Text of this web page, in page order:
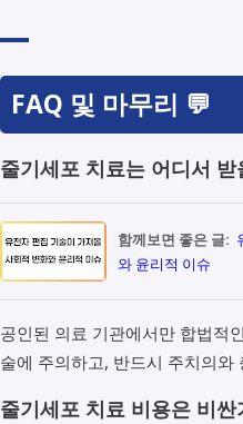
FAQ 및 마무리 💬
줄기세포 치료는 어디서 받
함께보면 좋은 글:
와 윤리적 이슈
공인된 의료 기관에서만 합법적
술에 주의하고, 반드시 주치의와
줄기세포 치료 비용은 비싼